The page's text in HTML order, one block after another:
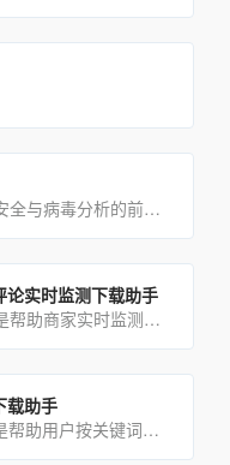
吾爱破解论坛致力于软件安全与病毒分析的前沿，丰富的技术版块交相辉映，由无数热衷于软件加密解密及反病毒爱好者共同[…]
实时监测下载助手
小红书评论监测下载助手是帮助商家实时监测最新的潜在用户评论的工具，商家使用本工具可及时有效的第一时间获取同行及自己发布软文所吸引到的潜在用户。
载助手
小红书APP笔记下载助手是帮助用户按关键词搜索采集并下载达人笔记的一款工具软件。用户只需在软件当中输入想要查[…]